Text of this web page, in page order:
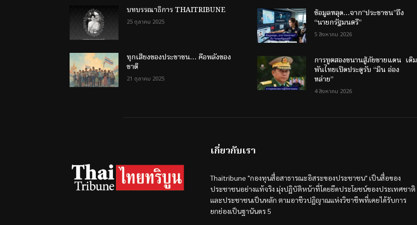
บทบรรณาธิการ THAITRIBUNE
25 ตุลาคม 2025
ทุกเสียงของประชาชน… คือพลังของ
ชาติ
21 ตุลาคม 2025
ข้อมูลหลุด…จาก“ประชาชน”ถึง
“นายกรัฐมนตรี”
5 สิงหาคม 2026
การทูตสองขนานสู้ภัยชายแดน เดิม
พันไทยเปิดประตูรับ “มิน อ่อง
หล่าย”
4 สิงหาคม 2026
เกี่ยวกับเรา
Thaitribune "กองทุนสื่อสาธารณะอิสระของประชาชน" เป็นสื่อของ
ประชาชนอย่างแท้จริง มุ่งปฏิบัติหน้าที่โดยยึดประโยชน์ของประเทศชาติ
และประชาชนเป็นหลัก ตามอาชีวปฏิญาณแห่งวิชาชีพที่เคยได้รับการ
ยกย่องเป็นฐานันดร 5